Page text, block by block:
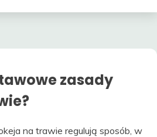
zasady
na trawie regulują sposób, w